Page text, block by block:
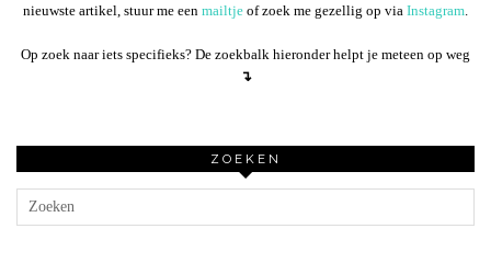
nieuwste artikel, stuur me een mailtje of zoek me gezellig op via Instagram
Op zoek naar iets specifieks? De zoekbalk hieronder helpt je meteen op weg
↴
ZOEKEN